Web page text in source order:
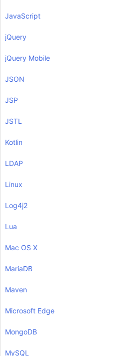
JavaScript
jQuery
jQuery Mobile
JSON
JSP
JSTL
Kotlin
LDAP
Linux
Log4j2
Lua
Mac OS X
MariaDB
Maven
Microsoft Edge
MongoDB
MySQL